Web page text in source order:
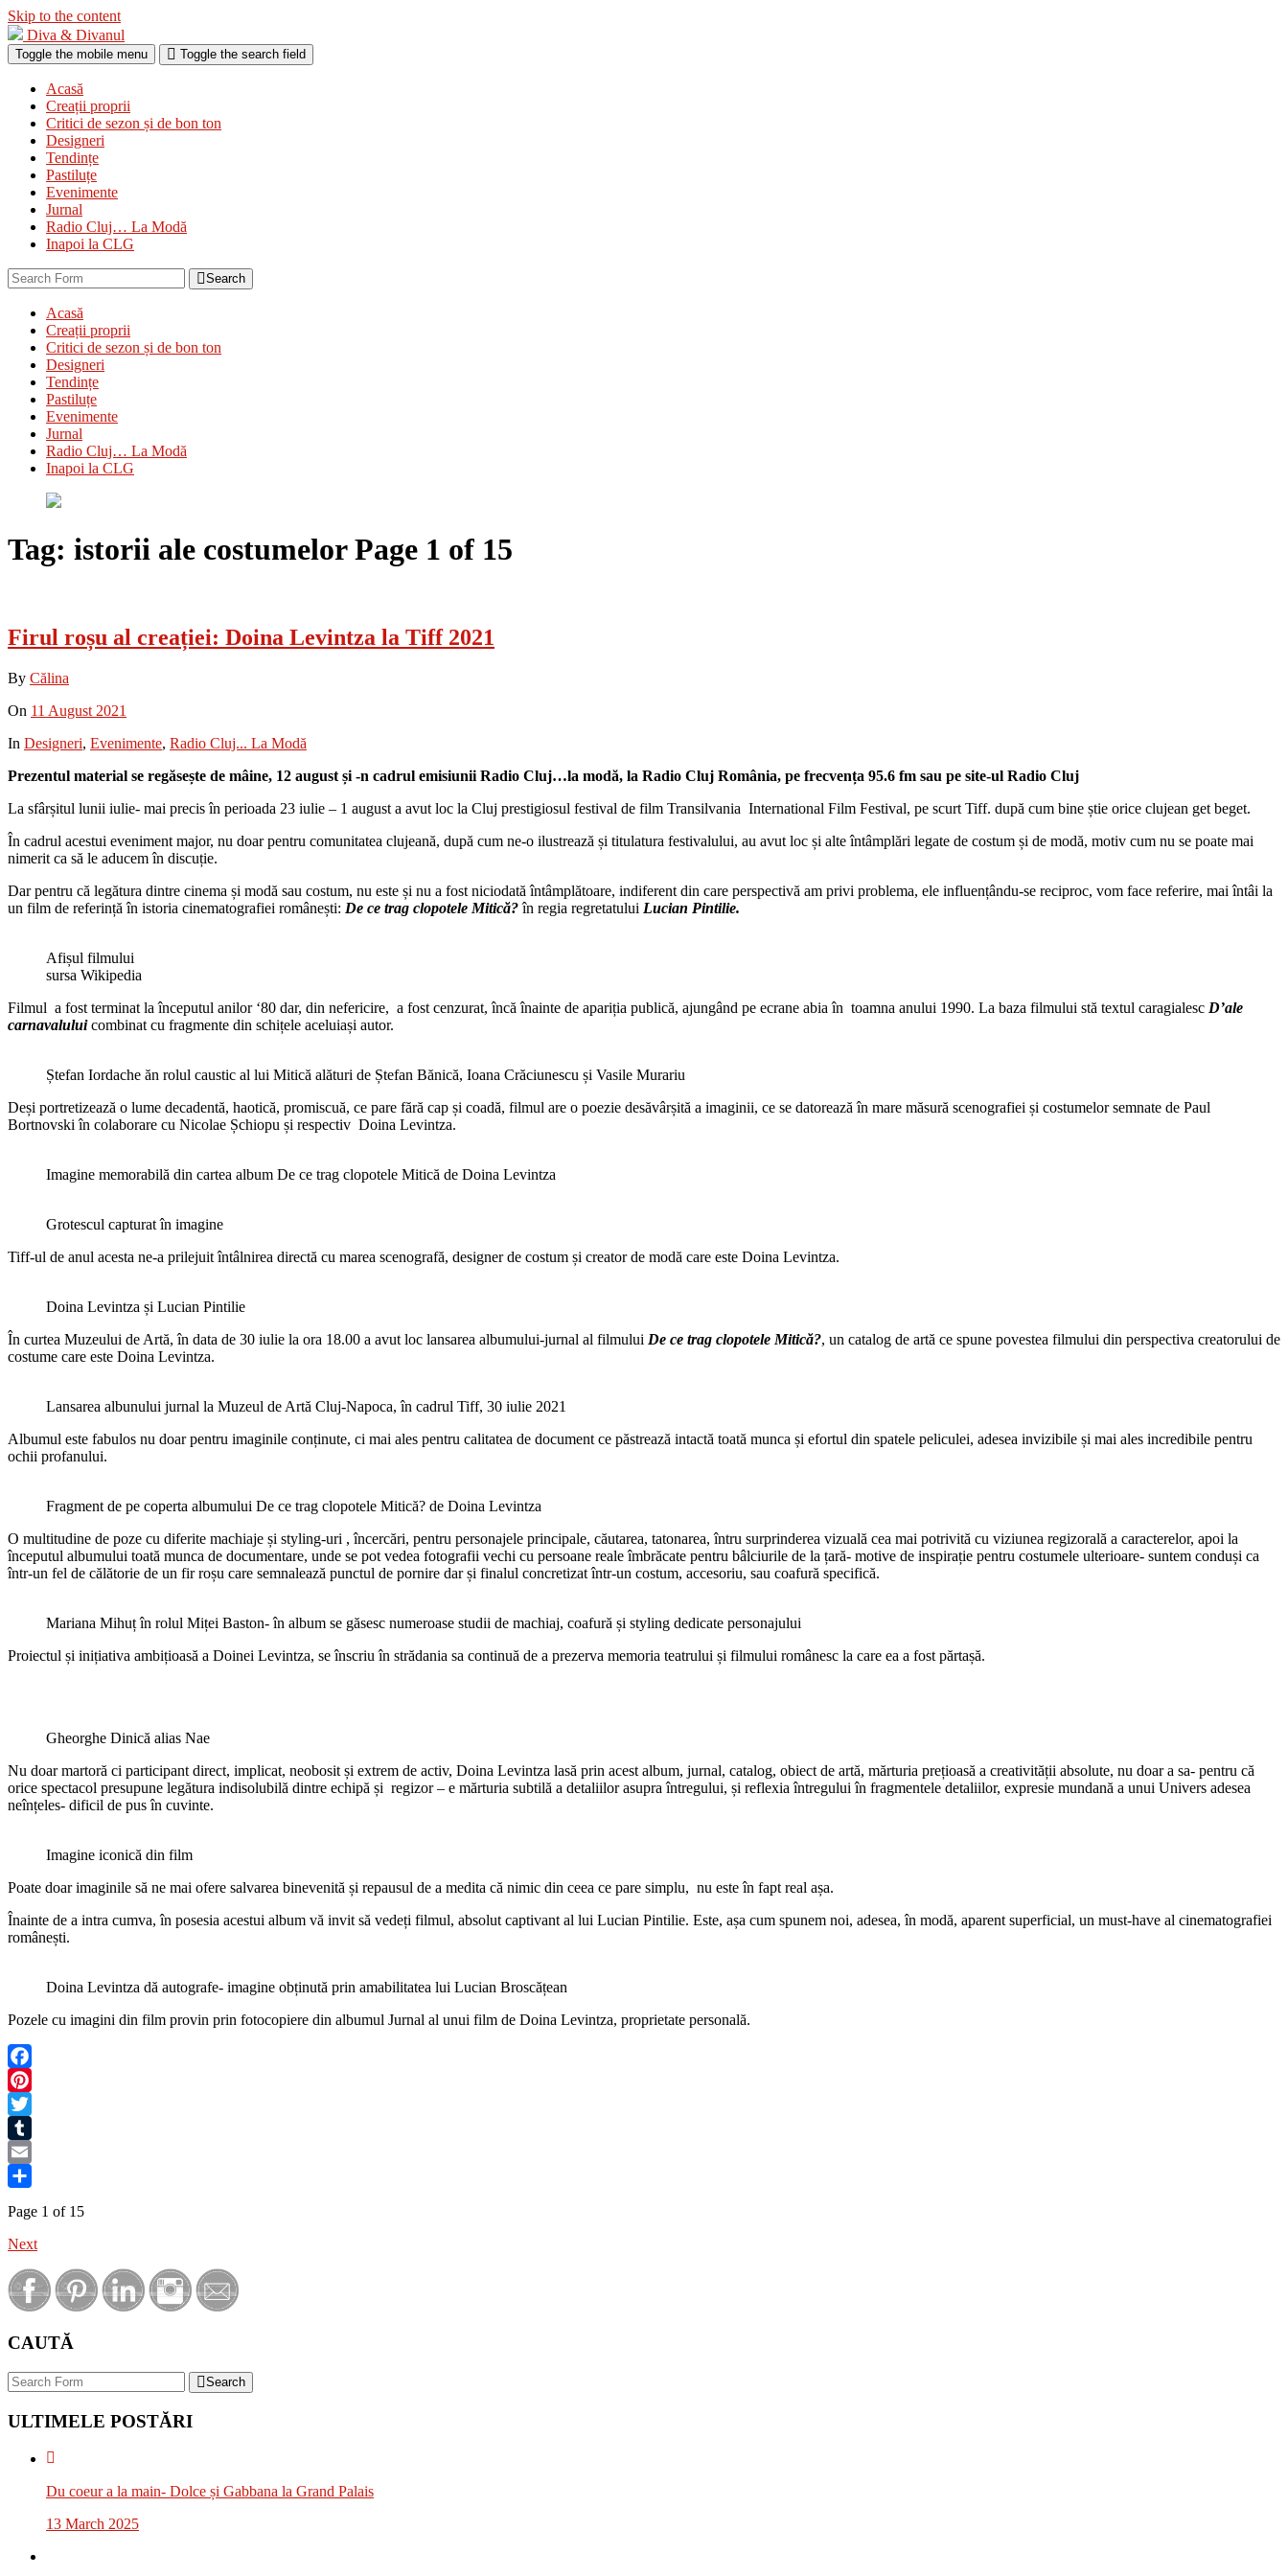
Skip to the content
Diva & Divanul
Toggle the mobile menu Toggle the search field
Acasă
Creații proprii
Critici de sezon și de bon ton
Designeri
Tendințe
Pastiluțe
Evenimente
Jurnal
Radio Cluj… La Modă
Inapoi la CLG
Search
Acasă
Creații proprii
Critici de sezon și de bon ton
Designeri
Tendințe
Pastiluțe
Evenimente
Jurnal
Radio Cluj… La Modă
Inapoi la CLG
Tag: istorii ale costumelor Page 1 of 15
Firul roșu al creației: Doina Levintza la Tiff 2021
By Călina
On 11 August 2021
In Designeri, Evenimente, Radio Cluj... La Modă
Prezentul material se regăsește de mâine, 12 august și -n cadrul emisiunii Radio Cluj…la modă, la Radio Cluj România, pe frecvența 95.6 fm sau pe site-ul Radio Cluj
La sfârșitul lunii iulie- mai precis în perioada 23 iulie – 1 august a avut loc la Cluj prestigiosul festival de film Transilvania International Film Festival, pe scurt Tiff. după cum bine știe orice clujean get beget.
În cadrul acestui eveniment major, nu doar pentru comunitatea clujeană, după cum ne-o ilustrează și titulatura festivalului, au avut loc și alte întâmplări legate de costum și de modă, motiv cum nu se poate mai
nimerit ca să le aducem în discuție.
Dar pentru că legătura dintre cinema și modă sau costum, nu este și nu a fost niciodată întâmplătoare, indiferent din care perspectivă am privi problema, ele influențându-se reciproc, vom face referire, mai întâi la
un film de referință în istoria cinematografiei românești: De ce trag clopotele Mitică?în regia regretatului Lucian Pintilie.
Afișul filmului
sursa Wikipedia
Filmul a fost terminat la începutul anilor ‘80 dar, din nefericire, a fost cenzurat, încă înainte de apariția publică, ajungând pe ecrane abia în toamna anului 1990. La baza filmului stă textul caragialesc D’ale
carnavaluluicombinat cu fragmente din schițele aceluiași autor.
Ștefan Iordache ăn rolul caustic al lui Mitică alături de Ștefan Bănică, Ioana Crăciunescu și Vasile Murariu
Deși portretizează o lume decadentă, haotică, promiscuă, ce pare fără cap și coadă, filmul are o poezie desăvârșită a imaginii, ce se datorează în mare măsură scenografiei și costumelor semnate de Paul
Bortnovski în colaborare cu Nicolae Șchiopu și respectiv Doina Levintza.
Imagine memorabilă din cartea album De ce trag clopotele Mitică de Doina Levintza
Grotescul capturat în imagine
Tiff-ul de anul acesta ne-a prilejuit întâlnirea directă cu marea scenografă, designer de costum și creator de modă care este Doina Levintza.
Doina Levintza și Lucian Pintilie
În curtea Muzeului de Artă, în data de 30 iulie la ora 18.00 a avut loc lansarea albumului-jurnal al filmului De ce trag clopotele Mitică?, un catalog de artă ce spune povestea filmului din perspectiva creatorului de
costume care este Doina Levintza.
Lansarea albunului jurnal la Muzeul de Artă Cluj-Napoca, în cadrul Tiff, 30 iulie 2021
Albumul este fabulos nu doar pentru imaginile conținute, ci mai ales pentru calitatea de document ce păstrează intactă toată munca și efortul din spatele peliculei, adesea invizibile și mai ales incredibile pentru
ochii profanului.
Fragment de pe coperta albumului De ce trag clopotele Mitică? de Doina Levintza
O multitudine de poze cu diferite machiaje și styling-uri , încercări, pentru personajele principale, căutarea, tatonarea, întru surprinderea vizuală cea mai potrivită cu viziunea regizorală a caracterelor, apoi la
începutul albumului toată munca de documentare, unde se pot vedea fotografii vechi cu persoane reale îmbrăcate pentru bâlciurile de la țară- motive de inspirație pentru costumele ulterioare- suntem conduși ca
într-un fel de călătorie de un fir roșu care semnalează punctul de pornire dar și finalul concretizat într-un costum, accesoriu, sau coafură specifică.
Mariana Mihuț în rolul Miței Baston- în album se găsesc numeroase studii de machiaj, coafură și styling dedicate personajului
Proiectul și inițiativa ambițioasă a Doinei Levintza, se înscriu în strădania sa continuă de a prezerva memoria teatrului și filmului românesc la care ea a fost părtașă.
Gheorghe Dinică alias Nae
Nu doar martoră ci participant direct, implicat, neobosit și extrem de activ, Doina Levintza lasă prin acest album, jurnal, catalog, obiect de artă, mărturia prețioasă a creativității absolute, nu doar a sa- pentru că
orice spectacol presupune legătura indisolubilă dintre echipă și regizor – e mărturia subtilă a detaliilor asupra întregului, și reflexia întregului în fragmentele detaliilor, expresie mundană a unui Univers adesea
neînțeles- dificil de pus în cuvinte.
Imagine iconică din film
Poate doar imaginile să ne mai ofere salvarea binevenită și repausul de a medita că nimic din ceea ce pare simplu, nu este în fapt real așa.
Înainte de a intra cumva, în posesia acestui album vă invit să vedeți filmul, absolut captivant al lui Lucian Pintilie. Este, așa cum spunem noi, adesea, în modă, aparent superficial, un must-have al cinematografiei
românești.
Doina Levintza dă autografe- imagine obținută prin amabilitatea lui Lucian Broscățean
Pozele cu imagini din film provin prin fotocopiere din albumul Jurnal al unui film de Doina Levintza, proprietate personală.
Facebook
Pinterest
Twitter
Tumblr
Email
Page 1 of 15
Next
CAUTĂ
Search
ULTIMELE POSTĂRI
Du coeur a la main- Dolce și Gabbana la Grand Palais
13 March 2025